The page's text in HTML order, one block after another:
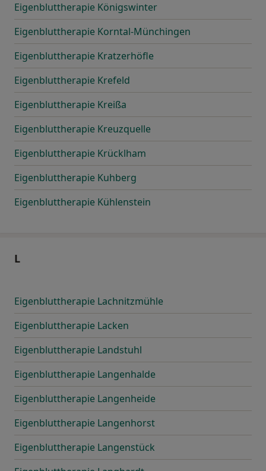
Eigenbluttherapie Königswinter
Eigenbluttherapie Korntal-Münchingen
Eigenbluttherapie Kratzerhöfle
Eigenbluttherapie Krefeld
Eigenbluttherapie Kreißa
Eigenbluttherapie Kreuzquelle
Eigenbluttherapie Krücklham
Eigenbluttherapie Kuhberg
Eigenbluttherapie Kühlenstein
L
Eigenbluttherapie Lachnitzmühle
Eigenbluttherapie Lacken
Eigenbluttherapie Landstuhl
Eigenbluttherapie Langenhalde
Eigenbluttherapie Langenheide
Eigenbluttherapie Langenhorst
Eigenbluttherapie Langenstück